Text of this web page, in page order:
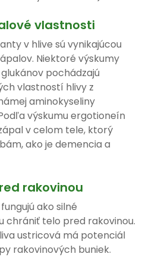
vlastnosti
v hlive sú vynikajúcou
Niektoré výskumy
pochádzajú
vlastností hlivy z
aminokyseliny
výskumu ergotioneín
v celom tele, ktorý
ako je demencia a
rakovinou
ako silné
chrániť telo pred rakovinou.
ustricová má potenciál
rakovinových buniek.